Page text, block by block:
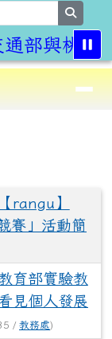
部與桃園
⏸
rangu】
賽」活動簡
育部實驗教
見個人發展
/ 教務處)